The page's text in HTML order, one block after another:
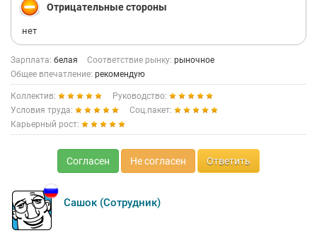
Отрицательные стороны
нет
Зарплата: белая Соответствие рынку: рыночное
Общее впечатление: рекомендую
Коллектив:
Руководство:
Условия труда:
Соц.пакет:
Карьерный рост:
Согласен Не согласен Ответить
Сашок (Сотрудник)